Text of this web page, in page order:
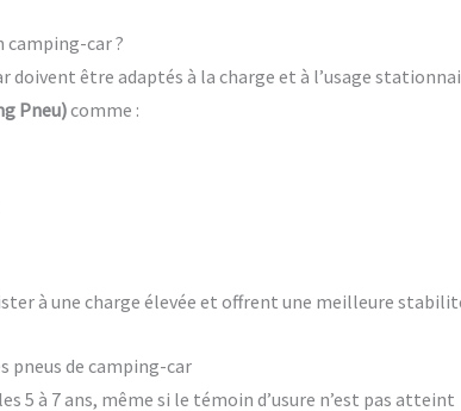
camping-car ?
doivent être adaptés à la charge et à l’usage
Pneu)comme :
à une charge élevée et offrent une meilleure
pneus de camping-car
5 à 7 ans, même si le témoin d’usure n’est pas atteint